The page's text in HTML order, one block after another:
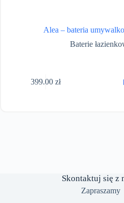
Alea – bateria
Baterie
399.00zł
Skontaktuj się z
Zapraszamy